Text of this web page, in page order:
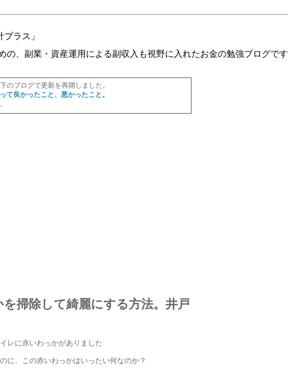
ラス」
の、副業・資産運用による副収入も視野に入れたお金の勉強ブログです
のブログで更新を再開しました。
て良かったこと、悪かったこと。
を掃除して綺麗にする方法。井戸
レに赤いわっかがありました
に、この赤いわっかはいったい何なのか？